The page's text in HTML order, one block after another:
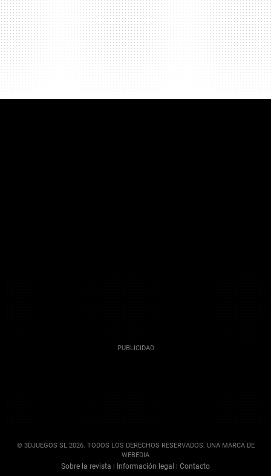
© 3DJUEGOS SL 2026. TODOS LOS DERECHOS RESERVADOS. UNA MARCA DE
WEBEDIA
Sobre la revista | Información legal | Contacto